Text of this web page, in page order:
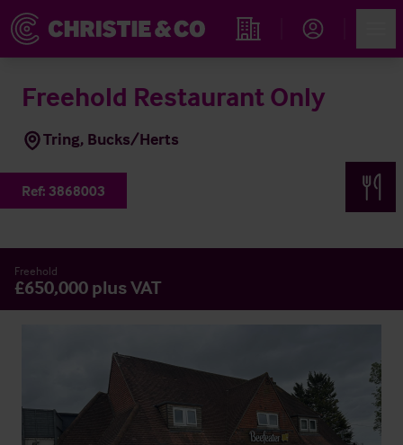
Immobiliensuche
Freehold Restaurant Only
Tring, Bucks/Herts
Ref: 3868003
Freehold
£650,000 plus VAT